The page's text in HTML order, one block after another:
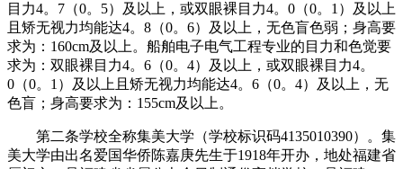
目力4。7（0。5）及以上，或双眼裸目力4。0（0。1）及以上
且矫无视力均能达4。8（0。6）及以上，无色盲色弱；身高要
求为：160cm及以上。船舶电子电气工程专业的目力和色觉要
求为：双眼裸目力4。6（0。4）及以上，或双眼裸目力4。
0（0。1）及以上且矫无视力均能达4。6（0。4）及以上，无
色盲；身高要求为：155cm及以上。
第二条学校全称集美大学（学校标识码4135010390）。集
美大学由出名爱国华侨陈嘉庚先生于1918年开办，地处福建省